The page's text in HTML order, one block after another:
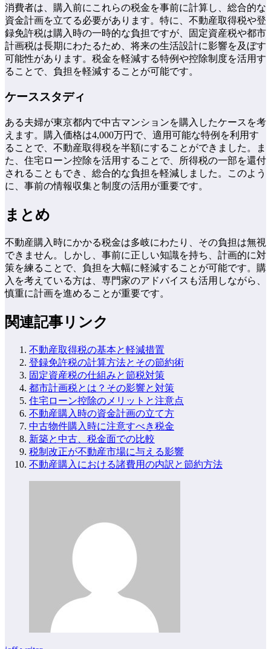
消費者は、購入前にこれらの税金を事前に計算し、総合的な
資金計画を立てる必要があります。特に、不動産取得税や登
録免許税は購入時の一時的な負担ですが、固定資産税や都市
計画税は長期にわたるため、将来の生活設計に影響を及ぼす
可能性があります。税金を軽減する特例や控除制度を活用す
ることで、負担を軽減することが可能です。
ケーススタディ
ある夫婦が東京都内で中古マンションを購入したケースを考
えます。購入価格は4,000万円で、適用可能な特例を利用す
ることで、不動産取得税を半額にすることができました。ま
た、住宅ローン控除を活用することで、所得税の一部を還付
されることもでき、総合的な負担を軽減しました。このよう
に、事前の情報収集と制度の活用が重要です。
まとめ
不動産購入時にかかる税金は多岐にわたり、その負担は無視
できません。しかし、事前に正しい知識を持ち、計画的に対
策を練ることで、負担を大幅に軽減することが可能です。購
入を考えている方は、専門家のアドバイスも活用しながら、
慎重に計画を進めることが重要です。
関連記事リンク
不動産取得税の基本と軽減措置
登録免許税の計算方法とその節約術
固定資産税の仕組みと節税対策
都市計画税とは？その影響と対策
住宅ローン控除のメリットと注意点
不動産購入時の資金計画の立て方
中古物件購入時に注意すべき税金
新築と中古、税金面での比較
税制改正が不動産市場に与える影響
不動産購入における諸費用の内訳と節約方法